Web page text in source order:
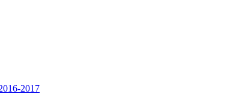
2017